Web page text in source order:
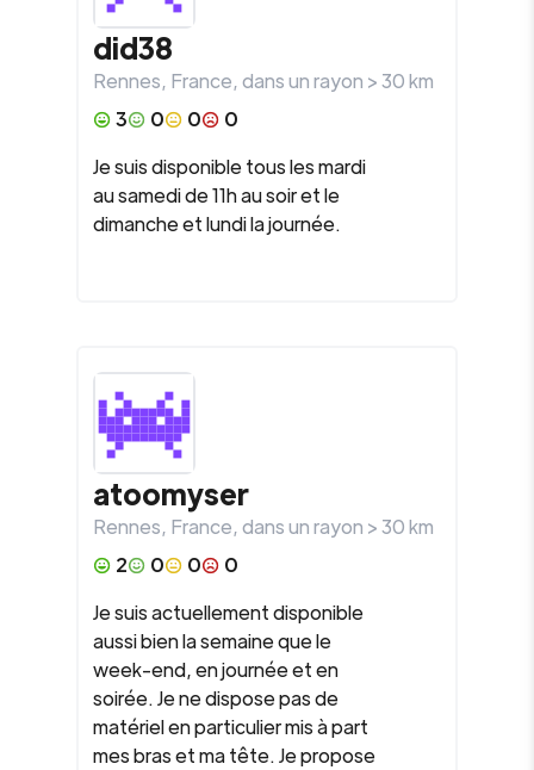
did38
Rennes, France, dans un rayon >30km
3
0 0
0
Je suis disponible tous les mardi
au samedi de 11h au soir et le
dimanche et lundi la journée.
atoomyser
Rennes, France, dans un rayon >30km
2
0 0
0
Je suis actuellement disponible
aussi bien la semaine que le
week-end, en journée et en
soirée. Je ne dispose pas de
matériel en particulier mis à part
mes bras et ma tête. Je propose